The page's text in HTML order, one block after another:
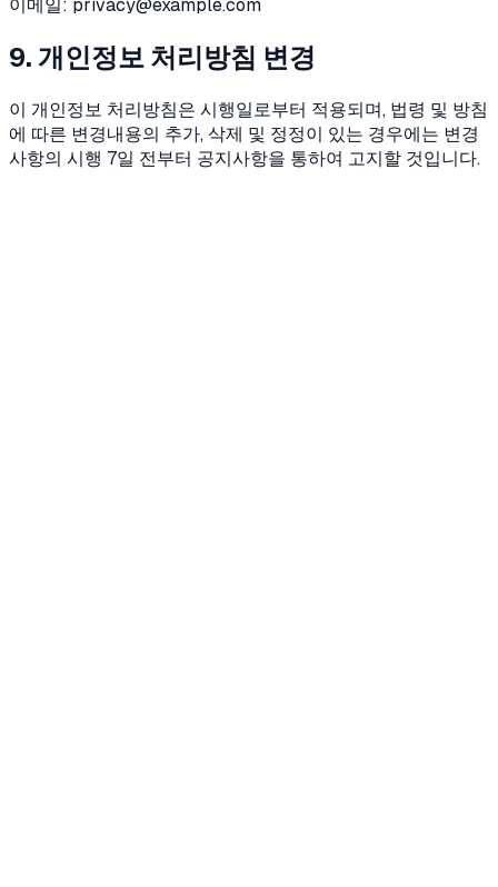
이메일: privacy@example.com
9. 개인정보 처리방침 변경
이 개인정보 처리방침은 시행일로부터 적용되며, 법령 및 방침
에 따른 변경내용의 추가, 삭제 및 정정이 있는 경우에는 변경
사항의 시행 7일 전부터 공지사항을 통하여 고지할 것입니다.